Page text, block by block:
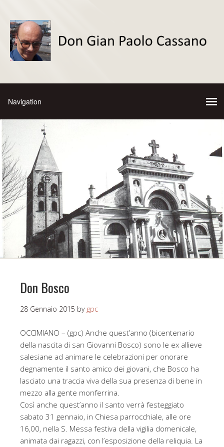
Don Bosco
28 Gennaio 2015 by gpc
OCCIMIANO – (gpc) Anche quest’anno (bicentenario
della nascita di san Giovanni Bosco) sono le ex allieve
salesiane ad animare le celebrazioni per onorare
degnamente il santo amico dei giovani, che Bosco ha
lasciato una traccia viva della sua presenza di bene in
mezzo alla gente monferrina.
Così anche quest’anno il santo verrà festeggiato
sabato 31 gennaio, in Chiesa parrocchiale, alle ore
16,00, nella S. Messa festiva della vigilia domenicale,
animata dai ragazzi, con l’esposizione della reliquia. La